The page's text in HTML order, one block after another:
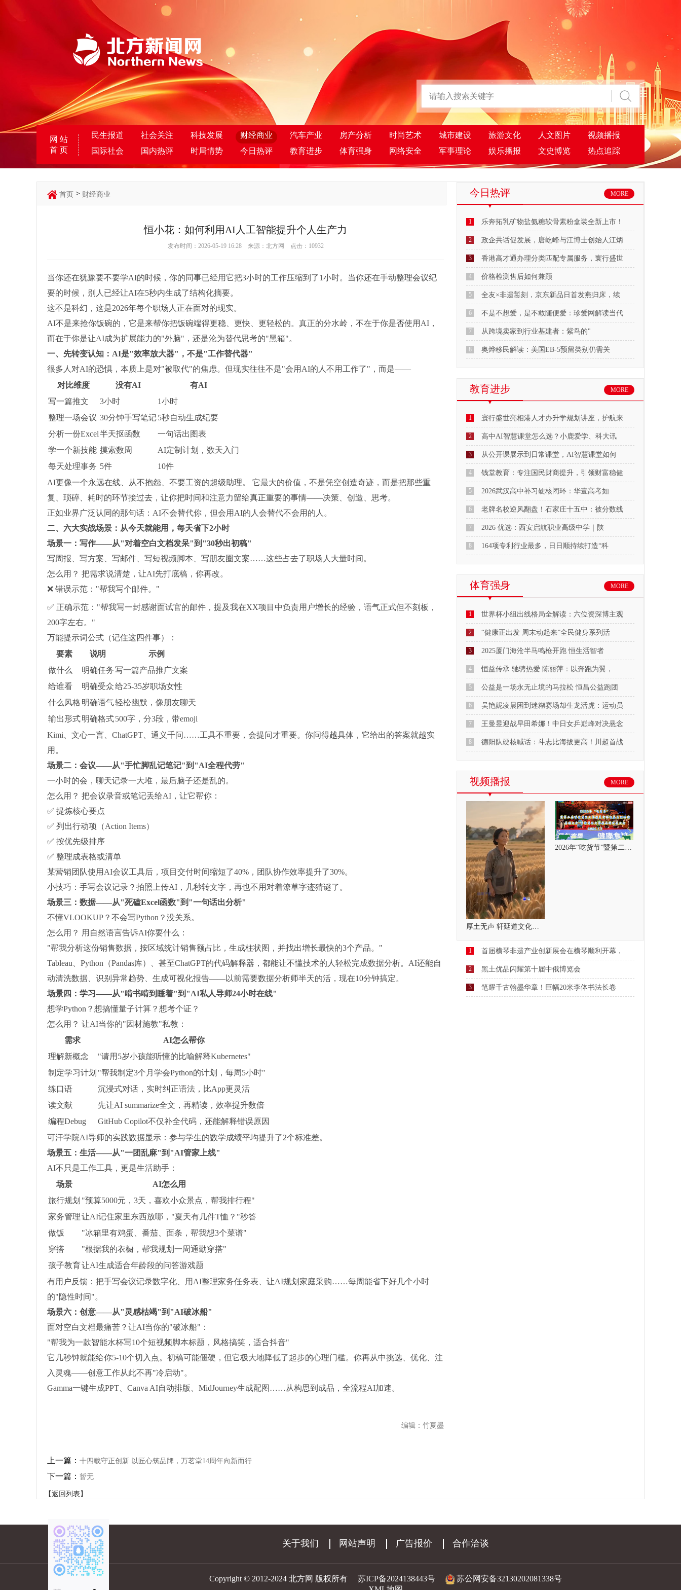
网 站
首 页
民生报道 社会关注 科技发展 财经商业 汽车产业 房产分析 时尚艺术 城市建设 旅游文化 人文图片
视频播报
国际社会
国内热评 时局情势 今日热评 教育进步 体育强身 网络安全 军事理论 娱乐播报 文史博览 热点追踪
首页 > 财经商业
恒小花：如何利用AI人工智能提升个人生产力
发布时间：2026-05-19 16:28 来源：北方网 点击： 10932
当你还在犹豫要不要学AI的时候，你的同事已经用它把3小时的工作压缩到了1小时。当你还在手动整理会议纪
要的时候，别人已经让AI在5秒内生成了结构化摘要。
这不是科幻，这是2026年每个职场人正在面对的现实。
AI不是来抢你饭碗的，它是来帮你把饭碗端得更稳、更快、更轻松的。真正的分水岭，不在于你是否使用AI，
而在于你是让AI成为扩展能力的"外脑"，还是沦为替代思考的"黑箱"。
一、先转变认知：AI是"效率放大器"，不是"工作替代器"
很多人对AI的恐惧，本质上是对"被取代"的焦虑。但现实往往不是"会用AI的人不用工作了"，而是——
对比维度
没有AI
有AI
写一篇推文
3小时
1小时
整理一场会议 30分钟手写笔记5秒自动生成纪要
分析一份Excel半天抠函数
一句话出图表
学一个新技能 摸索数周
AI定制计划，数天入门
每天处理事务 5件
10件
AI更像一个永远在线、从不抱怨、不要工资的超级助理。 它最大的价值，不是凭空创造奇迹，而是把那些重
复、琐碎、耗时的环节接过去，让你把时间和注意力留给真正重要的事情——决策、创造、思考。
正如业界广泛认同的那句话：AI不会替代你，但会用AI的人会替代不会用的人。
二、六大实战场景：从今天就能用，每天省下2小时
场景一：写作——从"对着空白文档发呆"到"30秒出初稿"
写周报、写方案、写邮件、写短视频脚本、写朋友圈文案……这些占去了职场人大量时间。
怎么用？ 把需求说清楚，让AI先打底稿，你再改。
❌ 错误示范："帮我写个邮件。"
✅ 正确示范："帮我写一封感谢面试官的邮件，提及我在XX项目中负责用户增长的经验，语气正式但不刻板，
200字左右。"
万能提示词公式（记住这四件事）：
要素
说明
示例
做什么
明确任务写一篇产品推广文案
给谁看
明确受众给25-35岁职场女性
什么风格 明确语气轻松幽默，像朋友聊天
输出形式明确格式500字，分3段，带emoji
Kimi、文心一言、ChatGPT、通义千问……工具不重要，会提问才重要。你问得越具体，它给出的答案就越实
用。
场景二：会议——从"手忙脚乱记笔记"到"AI全程代劳"
一小时的会，聊天记录一大堆，最后脑子还是乱的。
怎么用？ 把会议录音或笔记丢给AI，让它帮你：
✅ 提炼核心要点
✅ 列出行动项（Action Items）
✅ 按优先级排序
✅ 整理成表格或清单
某营销团队使用AI会议工具后，项目交付时间缩短了40%，团队协作效率提升了30%。
小技巧：手写会议记录？拍照上传AI，几秒转文字，再也不用对着潦草字迹猜谜了。
场景三：数据——从"死磕Excel函数"到"一句话出分析"
不懂VLOOKUP？不会写Python？没关系。
怎么用？ 用自然语言告诉AI你要什么：
"帮我分析这份销售数据，按区域统计销售额占比，生成柱状图，并找出增长最快的3个产品。"
Tableau、Python（Pandas库）、甚至ChatGPT的代码解释器，都能让不懂技术的人轻松完成数据分析。AI还能自
动清洗数据、识别异常趋势、生成可视化报告——以前需要数据分析师半天的活，现在10分钟搞定。
场景四：学习——从"啃书啃到睡着"到"AI私人导师24小时在线"
想学Python？想搞懂量子计算？想考个证？
怎么用？ 让AI当你的"因材施教"私教：
需求
AI怎么帮你
理解新概念
"请用5岁小孩能听懂的比喻解释Kubernetes"
制定学习计划 "帮我制定3个月学会Python的计划，每周5小时"
练口语
沉浸式对话，实时纠正语法，比App更灵活
读文献
先让AI summarize全文，再精读，效率提升数倍
编程Debug
GitHub Copilot不仅补全代码，还能解释错误原因
可汗学院AI导师的实践数据显示：参与学生的数学成绩平均提升了2个标准差。
场景五：生活——从"一团乱麻"到"AI管家上线"
AI不只是工作工具，更是生活助手：
场景
AI怎么用
旅行规划 "预算5000元，3天，喜欢小众景点，帮我排行程"
家务管理让AI记住家里东西放哪，"夏天有几件T恤？"秒答
做饭
"冰箱里有鸡蛋、番茄、面条，帮我想3个菜谱"
穿搭
"根据我的衣橱，帮我规划一周通勤穿搭"
孩子教育让AI生成适合年龄段的问答游戏题
有用户反馈：把手写会议记录数字化、用AI整理家务任务表、让AI规划家庭采购……每周能省下好几个小时
的"隐性时间"。
场景六：创意——从"灵感枯竭"到"AI破冰船"
面对空白文档最痛苦？让AI当你的"破冰船"：
"帮我为一款智能水杯写10个短视频脚本标题，风格搞笑，适合抖音"
它几秒钟就能给你5-10个切入点。初稿可能僵硬，但它极大地降低了起步的心理门槛。你再从中挑选、优化、注
入灵魂——创意工作从此不再"冷启动"。
Gamma一键生成PPT、Canva AI自动排版、MidJourney生成配图……从构思到成品，全流程AI加速。
编辑：竹夏墨
上一篇： 十四载守正创新 以匠心筑品牌，万茗堂14周年向新而行
下一篇： 暂无
【返回列表】
今日热评 MORE
1 乐奔拓乳矿物盐氨糖软骨素粉盒装全新上市！
2 政企共话促发展，唐屹峰与江博士创始人江炳
3 香港高才通办理分类匹配专属服务，寰行盛世
4 价格检测售后如何兼顾
5 全友×非遗錾刻，京东新品日首发燕归床，续
6 不是不想爱，是不敢随便爱：珍爱网解读当代
7 从跨境卖家到行业基建者：紫鸟的"
8 奥烨移民解读：美国EB-5预留类别仍需关
教育进步 MORE
1 寰行盛世亮相港人才办升学规划讲座，护航来
2 高中AI智慧课堂怎么选？小鹿爱学、科大讯
3 从公开课展示到日常课堂，AI智慧课堂如何
4 钱堂教育：专注国民财商提升，引领财富稳健
5 2026武汉高中补习硬核闭环：华壹高考如
6 老牌名校逆风翻盘！石家庄十五中：被分数线
7 2026 优选：西安启航职业高级中学｜陕
8 164项专利行业最多，日日顺持续打造“科
体育强身 MORE
1 世界杯小组出线格局全解读：六位资深博主观
2 “健康正出发 周末动起来”全民健身系列活
3 2025厦门海沧半马鸣枪开跑 恒生活智者
4 恒益传承 驰骋热爱 陈丽萍：以奔跑为翼，
5 公益是一场永无止境的马拉松 恒昌公益跑团
6 吴艳妮凌晨困到迷糊赛场却生龙活虎：运动员
7 王曼昱迎战早田希娜！中日女乒巅峰对决悬念
8 德阳队硬核喊话：斗志比海拔更高！川超首战
视频播报 MORE
厚土无声 轩延道文化，疗愈自己，温暖他人
2026年“吃货节”暨第二届呼伦贝尔大草
1 首届横琴非遗产业创新展会在横琴顺利开幕，
2 黑土优品闪耀第十届中俄博览会
3 笔耀千古翰墨华章！巨幅20米李体书法长卷
关于我们 网站声明 广告报价 合作洽谈
Copyright © 2012-2024 北方网 版权所有 苏ICP备2024138443号
苏公网安备32130202081338号